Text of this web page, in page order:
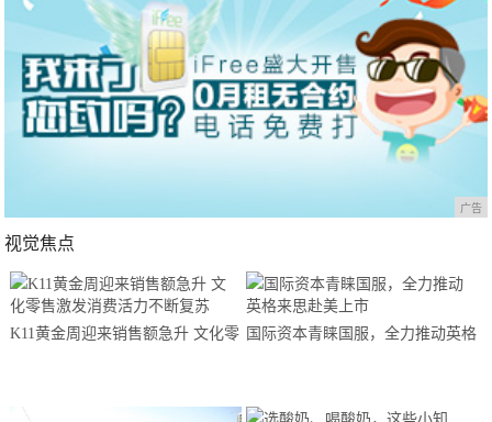
广告
视觉焦点
K11黄金周迎来销售额急升 文化零
国际资本青睐国服，全力推动英格